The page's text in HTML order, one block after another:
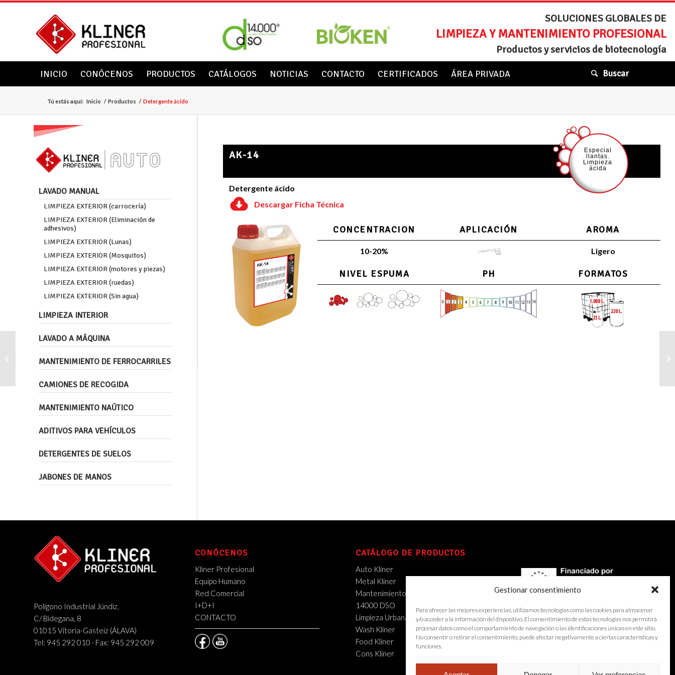
Gestionar consentimiento
Para ofrecer las mejores experiencias, utilizamos tecnologías como las cookies para almacenar
y/o acceder a la información del dispositivo. El consentimiento de estas tecnologías nos permitirá
procesar datos como el comportamiento de navegación o las identificaciones únicas en este sitio.
No consentir o retirar el consentimiento, puede afectar negativamente a ciertas características y
funciones.
SOLUCIONES GLOBALES DE
LIMPIEZA Y MANTENIMIENTO PROFESIONAL
Productos y servicios de biotecnología
INICIO CONÓCENOS PRODUCTOS CATÁLOGOS NOTICIAS CONTACTO CERTIFICADOS ÁREA PRIVADA Buscar
Tú estás aquí: Inicio / Productos / Detergente ácido
AK-14
Detergente ácido
Descargar Ficha Técnica
CONCENTRACION APLICACIÓN AROMA
10-20% Ligero
NIVEL ESPUMA PH FORMATOS
LAVADO MANUAL
LIMPIEZA EXTERIOR (carrocería)
LIMPIEZA EXTERIOR (Eliminación de
adhesivos)
LIMPIEZA EXTERIOR (Lunas)
LIMPIEZA EXTERIOR (Mosquitos)
LIMPIEZA EXTERIOR (motores y piezas)
LIMPIEZA EXTERIOR (ruedas)
LIMPIEZA EXTERIOR (Sin agua)
LIMPIEZA INTERIOR
LAVADO A MÁQUINA
MANTENIMIENTO DE FERROCARRILES
CAMIONES DE RECOGIDA
MANTENIMIENTO NAÚTICO
ADITIVOS PARA VEHÍCULOS
DETERGENTES DE SUELOS
JABONES DE MANOS
Polígono Industrial Júndiz,
C/ Bidegana, 8
01015 Vitoria-Gasteiz (ÁLAVA)
Tel: 945 292 010 · Fax: 945 292 009
CONÓCENOS
Kliner Profesional
Equipo Humano
Red Comercial
I+D+I
CONTACTO
CATÁLOGO DE PRODUCTOS
Auto Kliner
Metal Kliner
Mantenimiento Industrial
14000 DSO
Limpieza Urbana
Wash Kliner
Food Kliner
Cons Kliner
lavapiezas.